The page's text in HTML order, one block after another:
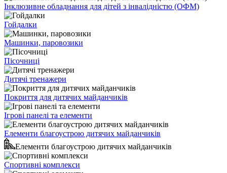
Інклюзивне обладнання для дітей з інвалідністю (ОФМ)
Гойдалки
Машинки, паровозики
Пісочниці
Дитячі тренажери
Покриття для дитячих майданчиків
Ігрові панелі та елементи
Елементи благоустрою дитячих майданчиків
Елементи благоустрою дитячих майданчиків
Спортивні комплекси